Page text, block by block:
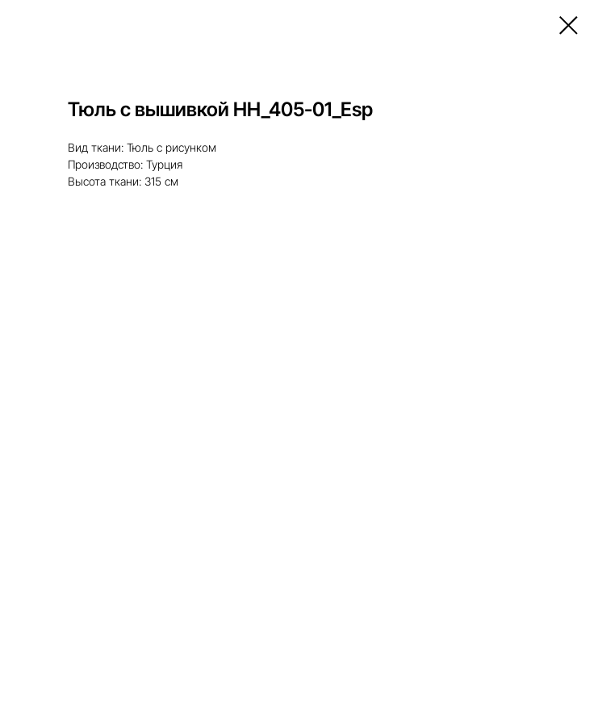
Тюль с вышивкой HH_405-01_Esp
Вид ткани: Тюль с рисунком
Производство: Турция
Высота ткани: 315 см